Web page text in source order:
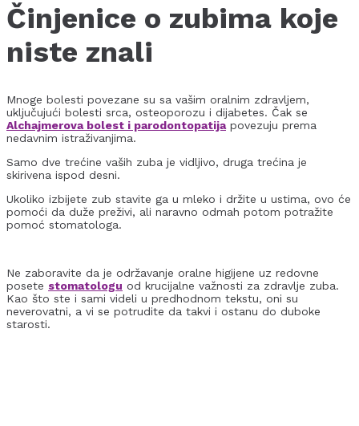
Činjenice o zubima koje
niste znali
Mnoge bolesti povezane su sa vašim oralnim zdravljem,
uključujući bolesti srca, osteoporozu i dijabetes. Čak se
Alchajmerova bolest i parodontopatijapovezuju prema
nedavnim istraživanjima.
Samo dve trećine vaših zuba je vidljivo, druga trećina je
skirivena ispod desni.
Ukoliko izbijete zub stavite ga u mleko i držite u ustima, ovo će
pomoći da duže preživi, ali naravno odmah potom potražite
pomoć stomatologa.
Ne zaboravite da je održavanje oralne higijene uz redovne
posete stomatologu od krucijalne važnosti za zdravlje zuba.
Kao što ste i sami videli u predhodnom tekstu, oni su
neverovatni, a vi se potrudite da takvi i ostanu do duboke
starosti.